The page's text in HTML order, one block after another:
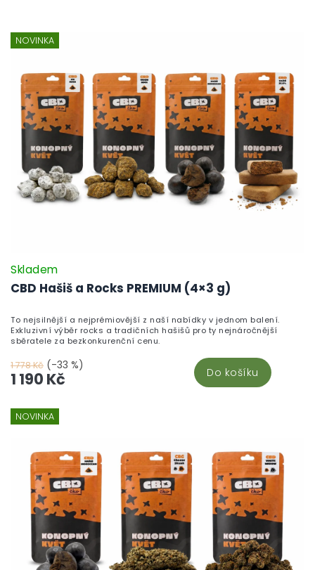
NOVINKA
CBD Hašiš a Rocks PREMIUM (4×3 g)
Skladem
1 778 Kč (-33 %)
1 190 Kč Do košíku
To nejsilnější a nejprémiovější z naší nabídky v jednom balení.
Exkluzivní výběr rocks a tradičních hašišů pro ty nejnáročnější
sběratele za bezkonkurenční cenu.
NOVINKA